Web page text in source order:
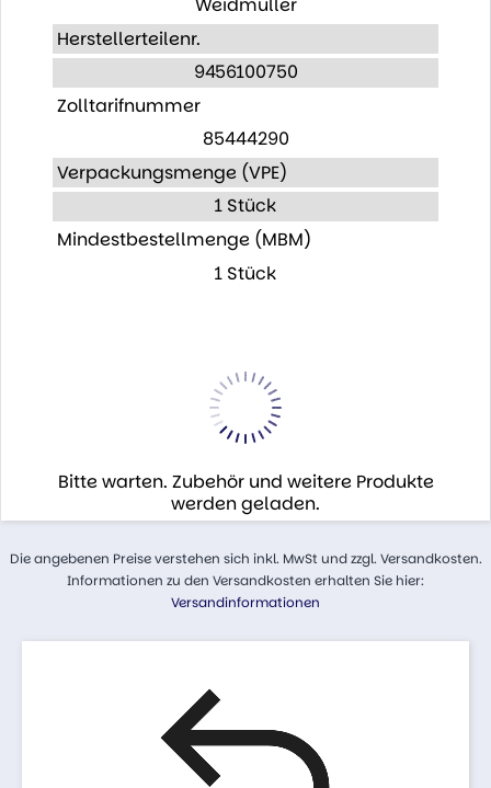
Weidmüller
Herstellerteilenr.
9456100750
Zolltarifnummer
85444290
Verpackungsmenge (VPE)
1 Stück
Mindestbestellmenge (MBM)
1 Stück
Bitte warten. Zubehör und weitere Produkte
werden geladen.
Die angebenen Preise verstehen sich inkl. MwSt und zzgl. Versandkosten.
Informationen zu den Versandkosten erhalten Sie hier:
Versandinformationen